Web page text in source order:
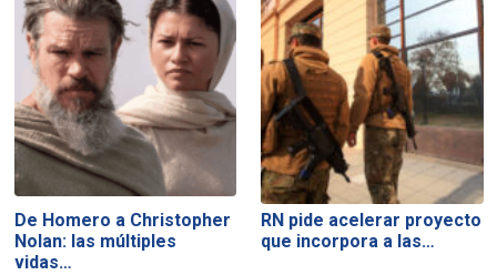
De Homero a Christopher
Nolan: las múltiples
vidas…
RN pide acelerar proyecto
que incorpora a las…